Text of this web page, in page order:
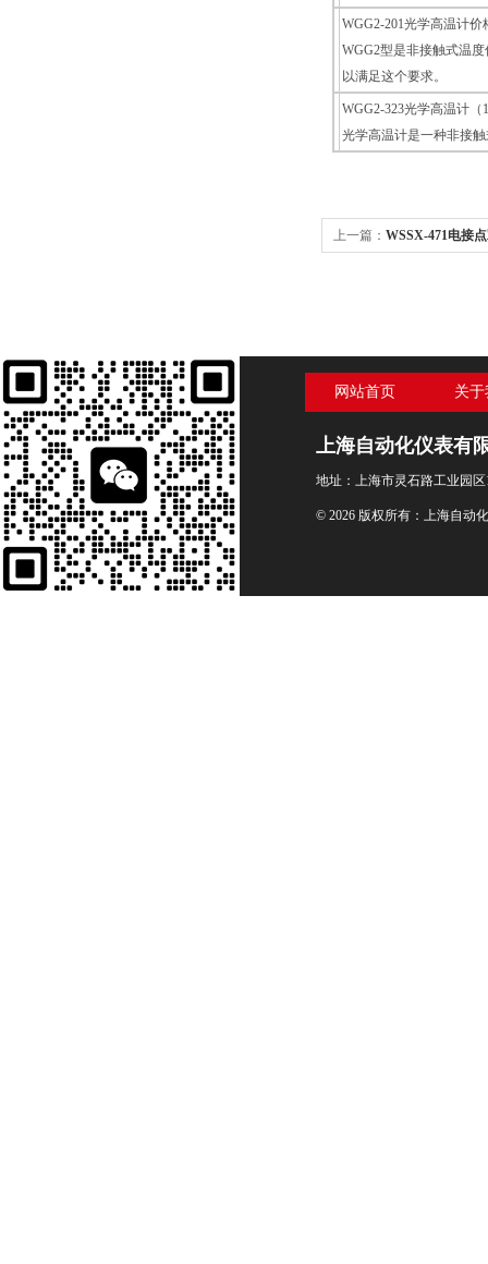
WGG2-201光学高温计
WGG2型是非接触式温
以满足这个要求。
WGG2-323光学高温计（
光学高温计是一种非接
上一篇： WSSX-471电接
网站首页 关
上海自动化仪表有
地址：上海市灵石路工业园区
© 2026 版权所有：上海自动